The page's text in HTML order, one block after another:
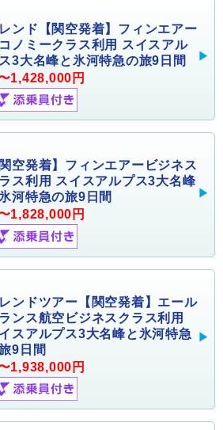
ンド【関空発着】フィンエアー
ノミークラス利用 スイスアル
3大名峰と氷河特急の旅9日間
1,428,000円
関空発着】フィンエアービジネス
ス利用 スイスアルプス3大名峰
河特急の旅9日間
1,828,000円
ンドツアー【関空発着】エール
ンス航空ビジネスクラス利用
スアルプス3大名峰と氷河特急
9日間
1,938,000円